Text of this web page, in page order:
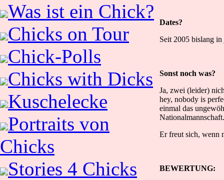
Was ist ein Chick?
Chicks on Tour
Chick-Polls
Chicks with Dicks
Kuschelecke
Portraits von
Chicks
Stories 4 Chicks
Dates?
Seit 2005 bislang
Sonst noch was?
Ja, zwei (leider)
hey, nobody is
einmal das
Nationalmannschaft.
Er freut sich, wenn
BEWERTUNG: